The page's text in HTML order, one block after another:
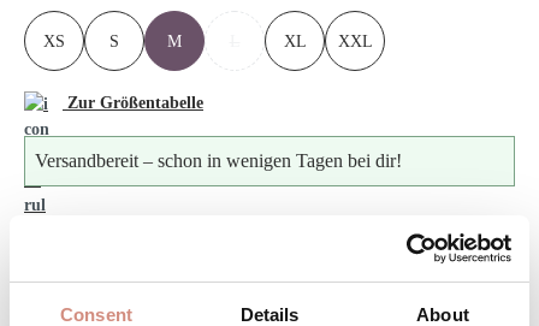
Consent Details About
XS S M (DIESE OPTION IST ZURZEIT NICHT
XL XXL
Zur Größentabelle
Versandbereit – schon in wenigen Tagen bei dir!
Produkt Anzahl: Gib den gewünschten Wert
Stk IN DEN WARENKORB